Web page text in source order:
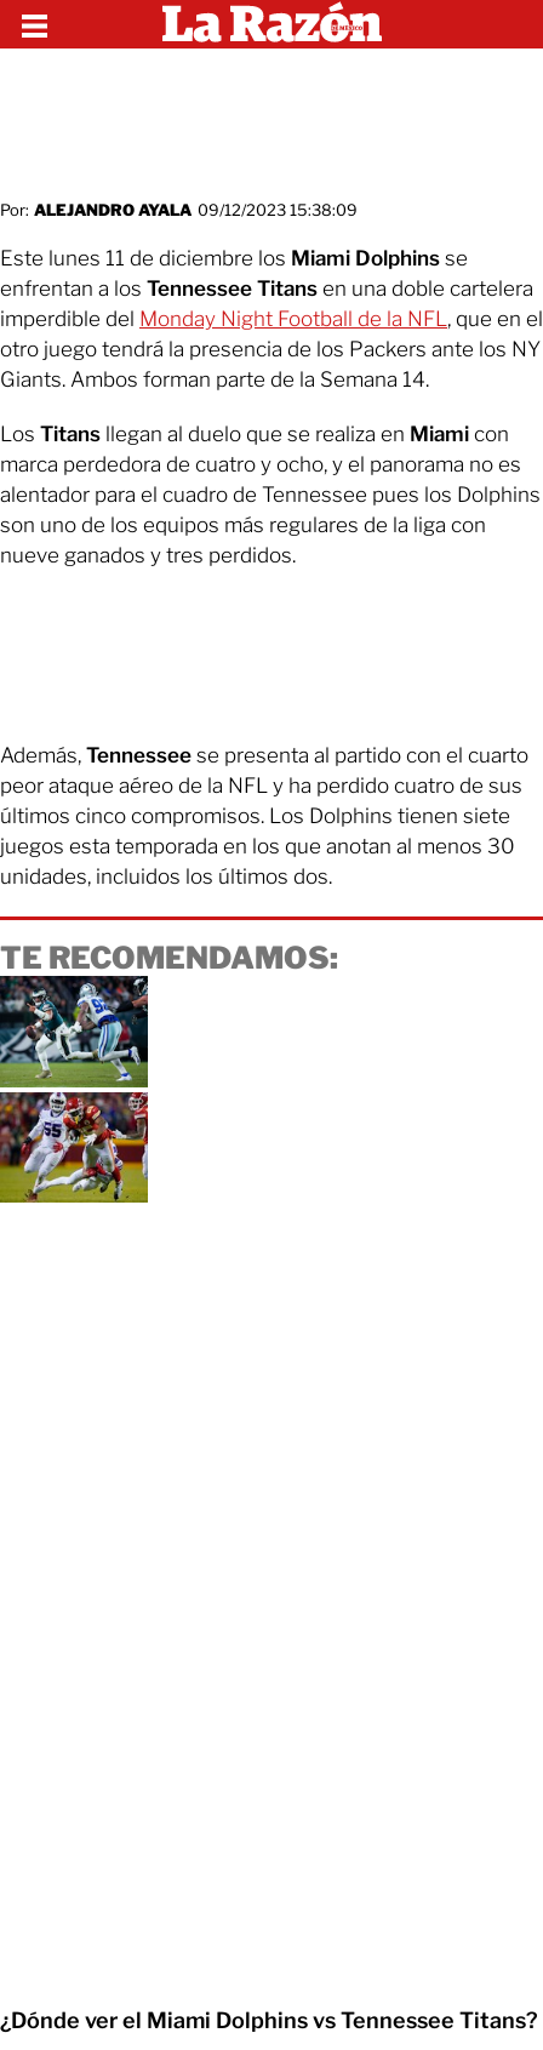
Por: ALEJANDRO AYALA 09/12/2023 15:38:09
Este lunes 11 de diciembre los Miami Dolphins se
enfrentan a los Tennessee Titans en una doble cartelera
imperdible del Monday Night Football de la NFL, que en el
otro juego tendrá la presencia de los Packers ante los NY
Giants. Ambos forman parte de la Semana 14.
Los Titans llegan al duelo que se realiza en Miami con
marca perdedora de cuatro y ocho, y el panorama no es
alentador para el cuadro de Tennessee pues los Dolphins
son uno de los equipos más regulares de la liga con
nueve ganados y tres perdidos.
Además, Tennessee se presenta al partido con el cuarto
peor ataque aéreo de la NFL y ha perdido cuatro de sus
últimos cinco compromisos. Los Dolphins tienen siete
juegos esta temporada en los que anotan al menos 30
unidades, incluidos los últimos dos.
TE RECOMENDAMOS:
¿Dónde ver el Miami Dolphins vs Tennessee Titans?